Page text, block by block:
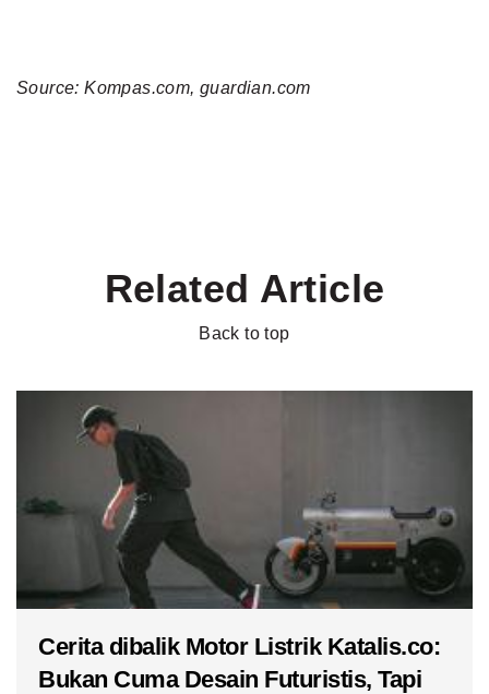
Source: Kompas.com, guardian.com
Related Article
Back to top
Cerita dibalik Motor Listrik Katalis.co:
Bukan Cuma Desain Futuristis, Tapi